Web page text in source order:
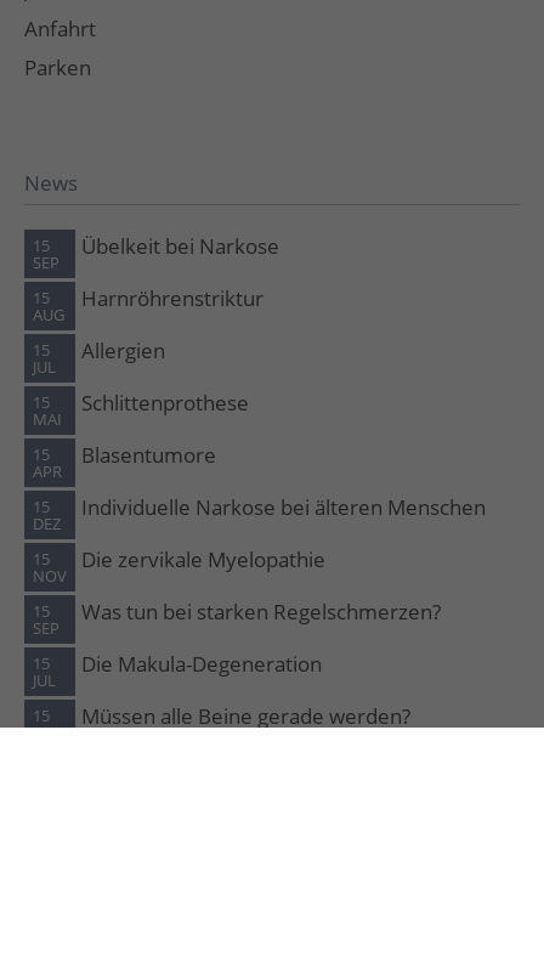
Anfahrt
Parken
News
15
SEP
Übelkeit bei Narkose
15
AUG
Harnröhrenstriktur
15
JUL
Allergien
15
MAI
Schlittenprothese
15
APR
Blasentumore
15
DEZ
Individuelle Narkose bei älteren Menschen
15
NOV
Die zervikale Myelopathie
15
SEP
Was tun bei starken Regelschmerzen?
15
JUL
Die Makula-Degeneration
15
JUN
Müssen alle Beine gerade werden?